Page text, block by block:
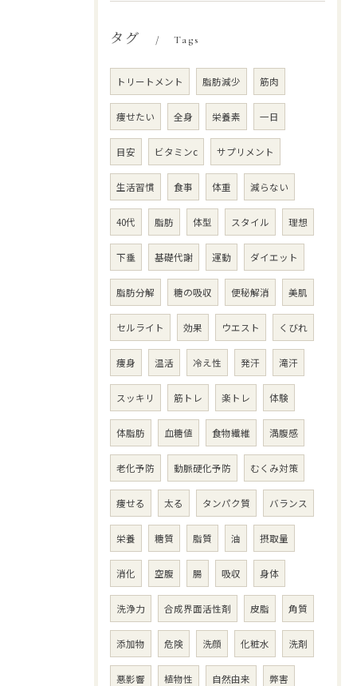
タグ Tags
トリートメント 脂肪減少 筋肉
痩せたい 全身 栄養素 一日
目安 ビタミンc サプリメント
生活習慣 食事 体重 減らない
40代 脂肪 体型 スタイル 理想
下垂 基礎代謝 運動 ダイエット
脂肪分解 糖の吸収 便秘解消 美肌
セルライト 効果 ウエスト くびれ
痩身 温活 冷え性 発汗 滝汗
スッキリ 筋トレ 楽トレ 体験
体脂肪 血糖値 食物繊維 満腹感
老化予防 動脈硬化予防 むくみ対策
痩せる 太る タンパク質 バランス
栄養 糖質 脂質 油 摂取量
消化 空腹 腸 吸収 身体
洗浄力 合成界面活性剤 皮脂 角質
添加物 危険 洗顔 化粧水 洗剤
悪影響 植物性 自然由来 弊害